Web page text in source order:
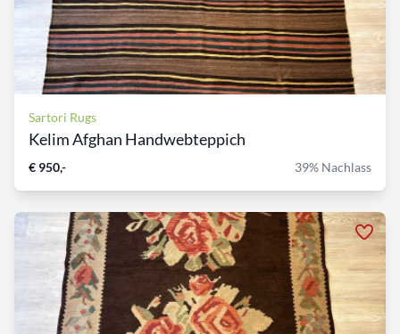
Sartori Rugs
Kelim Afghan Handwebteppich
€ 950,- 39% Nachlass